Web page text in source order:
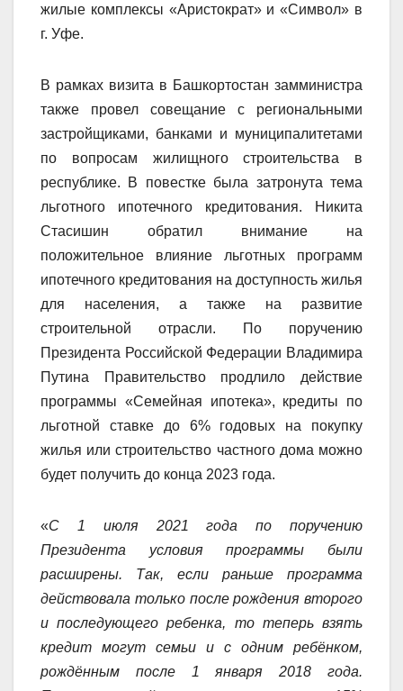
жилые комплексы «Аристократ» и «Символ» в
г. Уфе.
В рамках визита в Башкортостан замминистра
также провел совещание с региональными
застройщиками, банками и муниципалитетами
по вопросам жилищного строительства в
республике. В повестке была затронута тема
льготного ипотечного кредитования. Никита
Стасишин обратил внимание на
положительное влияние льготных программ
ипотечного кредитования на доступность жилья
для населения, а также на развитие
строительной отрасли. По поручению
Президента Российской Федерации Владимира
Путина Правительство продлило действие
программы «Семейная ипотека», кредиты по
льготной ставке до 6% годовых на покупку
жилья или строительство частного дома можно
будет получить до конца 2023 года.
«С 1 июля 2021 года по поручению
Президента условия программы были
расширены. Так, если раньше программа
действовала только после рождения второго
и последующего ребенка, то теперь взять
кредит могут семьи и с одним ребёнком,
рождённым после 1 января 2018 года.